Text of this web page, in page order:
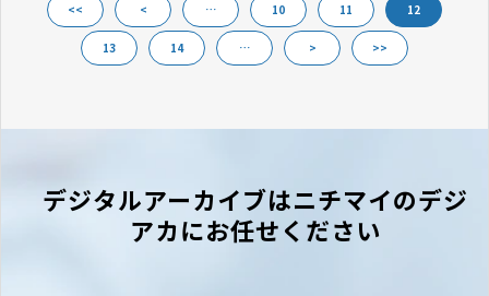
<< < … 10 11 12
13 14 … > >>
デジタルアーカイブはニチマイのデジ
アカにお任せください